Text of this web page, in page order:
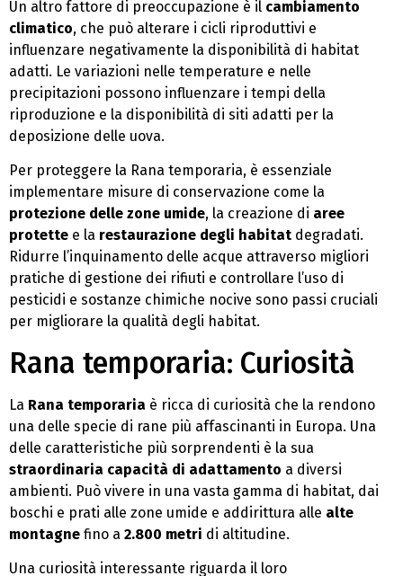
Un altro fattore di preoccupazione è il cambiamento
climatico, che può alterare i cicli riproduttivi e
influenzare negativamente la disponibilità di habitat
adatti. Le variazioni nelle temperature e nelle
precipitazioni possono influenzare i tempi della
riproduzione e la disponibilità di siti adatti per la
deposizione delle uova.
Per proteggere la Rana temporaria, è essenziale
implementare misure di conservazione come la
protezione delle zone umide, la creazione di aree
protette e la restaurazione degli habitat degradati.
Ridurre l’inquinamento delle acque attraverso migliori
pratiche di gestione dei rifiuti e controllare l’uso di
pesticidi e sostanze chimiche nocive sono passi cruciali
per migliorare la qualità degli habitat.
Rana temporaria: Curiosità
La Rana temporaria è ricca di curiosità che la rendono
una delle specie di rane più affascinanti in Europa. Una
delle caratteristiche più sorprendenti è la sua
straordinaria capacità di adattamento a diversi
ambienti. Può vivere in una vasta gamma di habitat, dai
boschi e prati alle zone umide e addirittura alle alte
montagne fino a 2.800 metri di altitudine.
Una curiosità interessante riguarda il loro